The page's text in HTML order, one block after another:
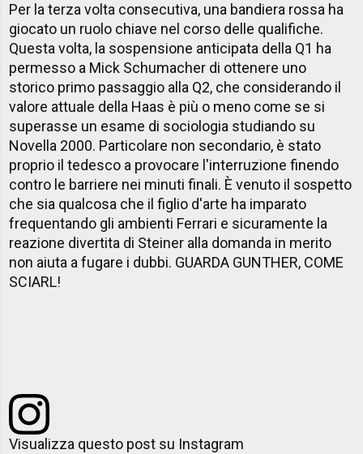
Per la terza volta consecutiva, una bandiera rossa ha
giocato un ruolo chiave nel corso delle qualifiche.
Questa volta, la sospensione anticipata della Q1 ha
permesso a Mick Schumacher di ottenere uno
storico primo passaggio alla Q2, che considerando il
valore attuale della Haas è più o meno come se si
superasse un esame di sociologia studiando su
Novella 2000. Particolare non secondario, è stato
proprio il tedesco a provocare l'interruzione finendo
contro le barriere nei minuti finali. È venuto il sospetto
che sia qualcosa che il figlio d'arte ha imparato
frequentando gli ambienti Ferrari e sicuramente la
reazione divertita di Steiner alla domanda in merito
non aiuta a fugare i dubbi. GUARDA GUNTHER, COME
SCIARL!
Visualizza questo post su Instagram